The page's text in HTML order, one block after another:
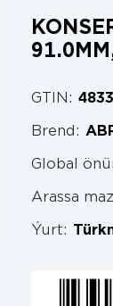
GTIN:
Brend:
Global
Arassa
Ýurt: